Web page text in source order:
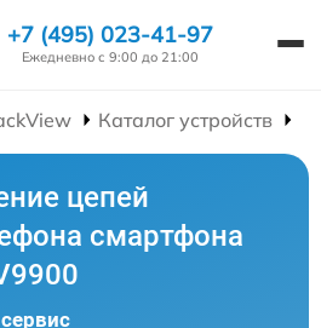
+7 (495) 023-41-97
Ежедневно с 9:00 до 21:00
Каталог устройств
цепей
смартфона